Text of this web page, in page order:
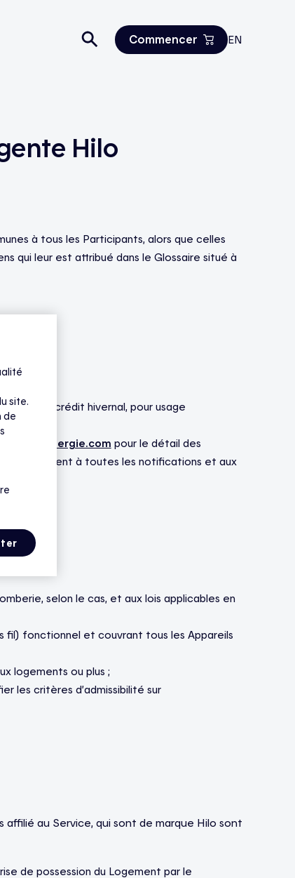
Commencer EN
Hilo
à tous les Participants, alors que celles
qui leur est attribué dans le Glossaire situé à
:
de crédit hivernal, pour usage
hiloenergie.com pour le détail des
s’appliquent à toutes les notifications et aux
selon le cas, et aux lois applicables en
fil) fonctionnel et couvrant tous les Appareils
logements ou plus ;
les critères d’admissibilité sur
au Service, qui sont de marque Hilo sont
de possession du Logement par le
site.
de